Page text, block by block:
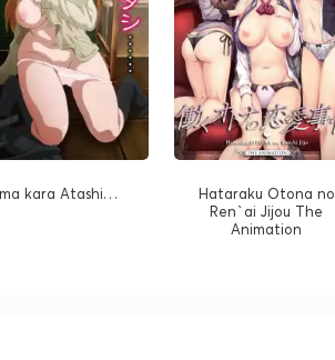
kara Atashi…
Hataraku Otona no
Ren`ai Jijou The
Animation